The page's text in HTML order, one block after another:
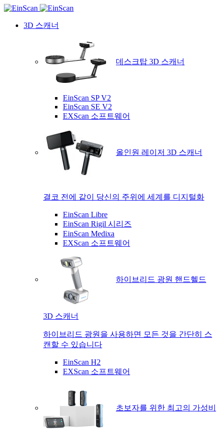
3D 스캐너
데스크탑 3D 스캐너
EinScan SP V2
EinScan SE V2
EXScan 소프트웨어
올인원 레이저 3D 스캐너
결코 전에 같이 당신의 주위에 세계를 디지털화
EinScan Libre
EinScan Rigil 시리즈
EinScan Medixa
EXScan 소프트웨어
하이브리드 광원 핸드헬드
3D 스캐너
하이브리드 광원을 사용하면 모든 것을 간단히 스
캔할 수 있습니다
EinScan H2
EXScan 소프트웨어
초보자를 위한 최고의 가성비